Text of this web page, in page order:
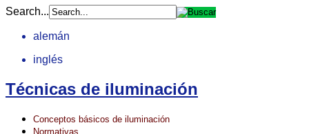
Search...
alemán
inglés
Técnicas de iluminación
Conceptos básicos de iluminación
Normativas